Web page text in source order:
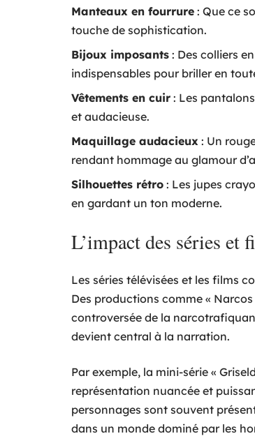
Manteaux en fourrure : Que ce
touche de sophistication.
Bijoux imposants : Des colliers
indispensables pour briller en
Vêtements en cuir : Les
et audacieuse.
Maquillage audacieux : Un
rendant hommage au glamour
Silhouettes rétro : Les jupes
en gardant un ton moderne.
L’impact des séries et
Les séries télévisées et les films
Des productions comme « Narcos
controversée de la
devient central à la narration.
Par exemple, la mini-série «
représentation nuancée et
personnages sont souvent
dans un monde dominé par les